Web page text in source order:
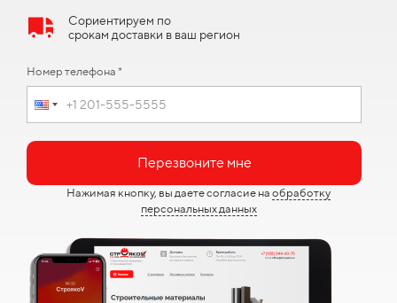
Сориентируем по
срокам доставки в ваш регион
Номер телефона *
Перезвоните мне
Нажимая кнопку, вы даете согласие на обработку
персональных данных